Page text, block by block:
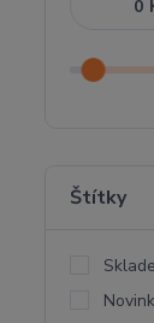
Štítky